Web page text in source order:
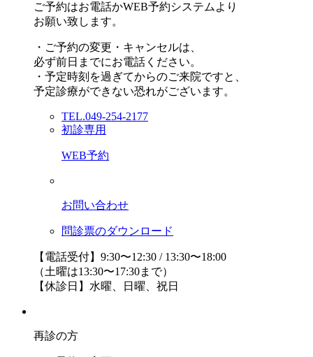
ご予約はお電話かWEB予約システムより
お願い致します。
・ご予約の変更・キャンセルは、
必ず前日までにお電話ください。
・予定時刻を過ぎてからのご来院ですと、
予定診療ができない恐れがございます。
TEL.049-254-2177
初診専用
WEB予約
お問い合わせ
問診票のダウンロード
【電話受付】9:30〜12:30 / 13:30〜18:00
（土曜は13:30〜17:30まで）
【休診日】水曜、日曜、祝日
再診の方